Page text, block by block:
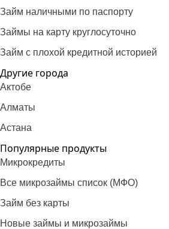
Займ наличными по паспорту
Займы на карту круглосуточно
Займ с плохой кредитной историей
Другие города
Актобе
Алматы
Астана
Популярные продукты
Микрокредиты
Все микрозаймы список (МФО)
Займ без карты
Новые займы и микрозаймы